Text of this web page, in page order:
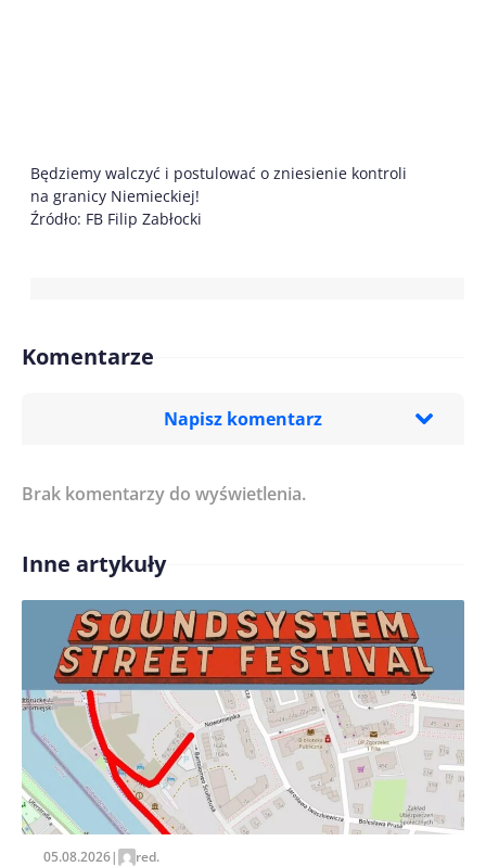
Będziemy walczyć i postulować o zniesienie kontroli
na granicy Niemieckiej!
Źródło: FB Filip Zabłocki
Komentarze
Napisz komentarz
Treść komentarza*
Imię/ Nick*
Zapamiętaj moje dane w tej przeglądarce podczas
pisania kolejnych komentarzy.
Brak komentarzy do wyświetlenia.
Inne artykuły
05.08.2026| red.